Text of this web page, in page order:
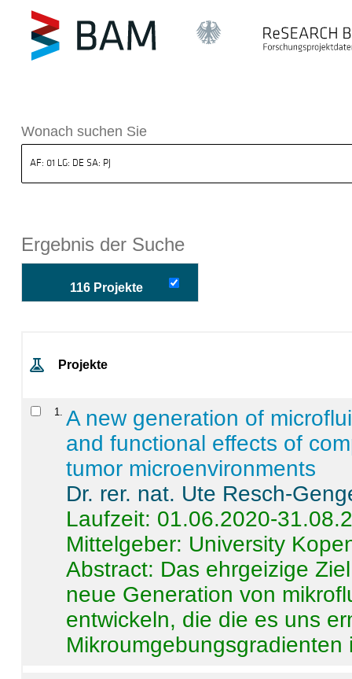
BAM
Wonach suchen Sie
Ergebnis der Suche
116 Projekte
Projekte
1
A new generation of
and functional effects of
tumor microenvironments
Dr. rer. nat. Ute Resch-
Laufzeit: 01.06.2020-
Mittelgeber: University
Abstract: Das ehrgeizige
neue Generation von
entwickeln, die die es uns
Mikroumgebungsgradienten